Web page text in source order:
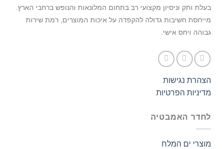
בעלת ותק וניסיון מקצועי רב בתחום המלונאות והנופש ברחבי הארץ.
מייחסת חשיבות גדולה להקפדה על איכות המוצרים, רמת שירות
גבוהה ויחס אישי.
הצהרת נגישות
מדיניות הפרטיות
לחדר האמבטיה
מוצרי ים המלח